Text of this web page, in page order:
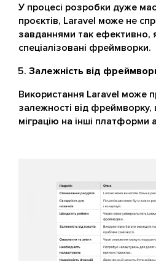
У процесі розробки дуже
проєктів, Laravel може не
завданнями так ефективно,
спеціалізовані фреймворки.
Залежність від
Використання Laravel може
залежності від
міграцію на інші платформи